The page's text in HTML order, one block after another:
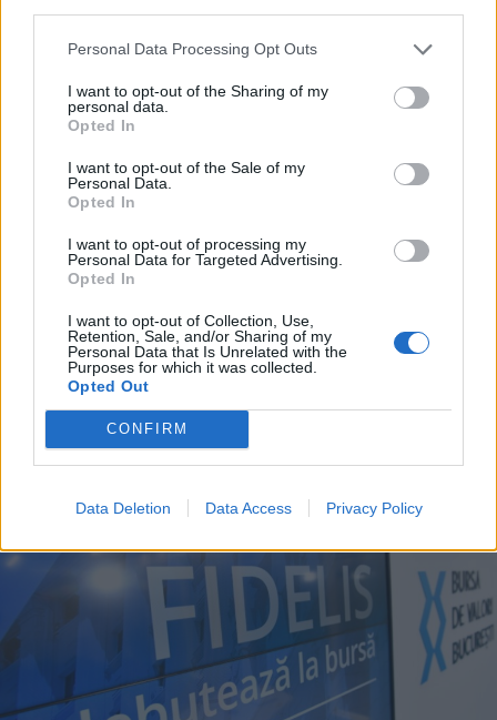
Personal Data Processing Opt Outs
I want to opt-out of the Sharing of my
personal data.
Opted In
I want to opt-out of the Sale of my
Personal Data.
Opted In
I want to opt-out of processing my
Personal Data for Targeted Advertising.
Opted In
I want to opt-out of Collection, Use,
Retention, Sale, and/or Sharing of my
Personal Data that Is Unrelated with the
Purposes for which it was collected.
Opted Out
CONFIRM
Data Deletion Data Access Privacy Policy
2026. augusztus 07., péntek
Hetek óta először csökkent az
üzemanyagok ára